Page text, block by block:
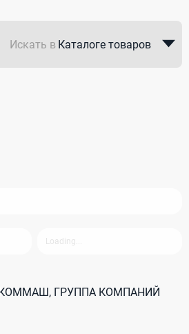
Искать в Каталоге товаров
ГРУППА КОМПАНИЙ